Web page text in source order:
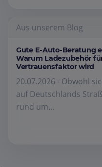
Aus unserem Blog
Gute E-Auto-Beratung
Warum Ladezubehör
Vertrauensfaktor wird
20.07.2026 - Obwohl
auf Deutschlands
rund um...